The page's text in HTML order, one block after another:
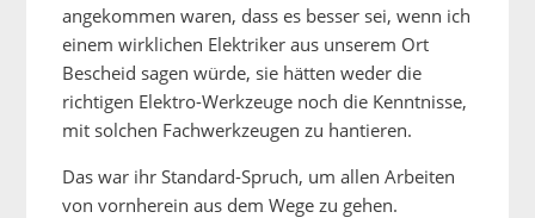
angekommen waren, dass es besser sei, wenn ich
einem wirklichen Elektriker aus unserem Ort
Bescheid sagen würde, sie hätten weder die
richtigen Elektro-Werkzeuge noch die Kenntnisse,
mit solchen Fachwerkzeugen zu hantieren.
Das war ihr Standard-Spruch, um allen Arbeiten
von vornherein aus dem Wege zu gehen.